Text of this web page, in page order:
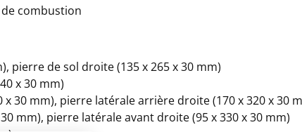
combustion
pierre de sol droite (135 x 265 x 30 mm)
x 30 mm)
30 mm), pierre latérale arrière droite (170 x 320 x 30
mm), pierre latérale avant droite (95 x 330 x 30 mm)